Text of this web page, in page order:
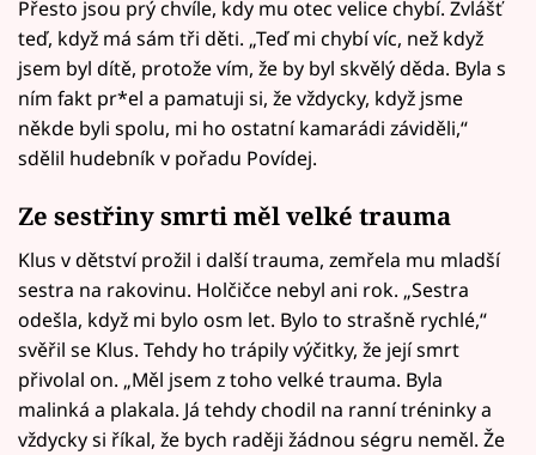
Přesto jsou prý chvíle, kdy mu otec velice chybí. Zvlášť
teď, když má sám tři děti. „Teď mi chybí víc, než když
jsem byl dítě, protože vím, že by byl skvělý děda. Byla s
ním fakt pr*el a pamatuji si, že vždycky, když jsme
někde byli spolu, mi ho ostatní kamarádi záviděli,“
sdělil hudebník v pořadu Povídej.
Ze sestřiny smrti měl velké trauma
Klus v dětství prožil i další trauma, zemřela mu mladší
sestra na rakovinu. Holčičce nebyl ani rok. „Sestra
odešla, když mi bylo osm let. Bylo to strašně rychlé,“
svěřil se Klus. Tehdy ho trápily výčitky, že její smrt
přivolal on. „Měl jsem z toho velké trauma. Byla
malinká a plakala. Já tehdy chodil na ranní tréninky a
vždycky si říkal, že bych raději žádnou ségru neměl. Že